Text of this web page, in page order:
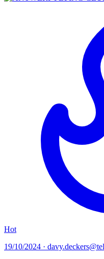
Hot
19/10/2024 ·